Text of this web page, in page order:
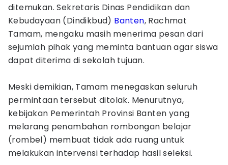
ditemukan. Sekretaris Dinas Pendidikan dan
Kebudayaan (Dindikbud) Banten, Rachmat
Tamam, mengaku masih menerima pesan dari
sejumlah pihak yang meminta bantuan agar siswa
dapat diterima di sekolah tujuan.
Meski demikian, Tamam menegaskan seluruh
permintaan tersebut ditolak. Menurutnya,
kebijakan Pemerintah Provinsi Banten yang
melarang penambahan rombongan belajar
(rombel) membuat tidak ada ruang untuk
melakukan intervensi terhadap hasil seleksi.